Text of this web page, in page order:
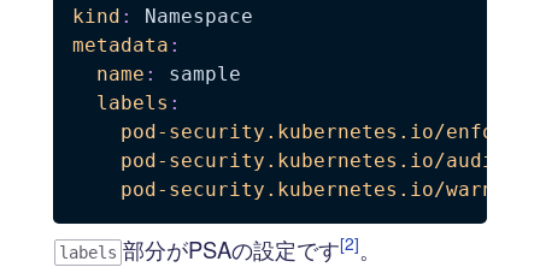
kind :
metadata :
name :
sample
labels :
pod-security.kubernetes.io/enforce
pod-security.kubernetes.io/audit
pod-security.kubernetes.io/warn
labels 部分がPSAの設定です[2]。